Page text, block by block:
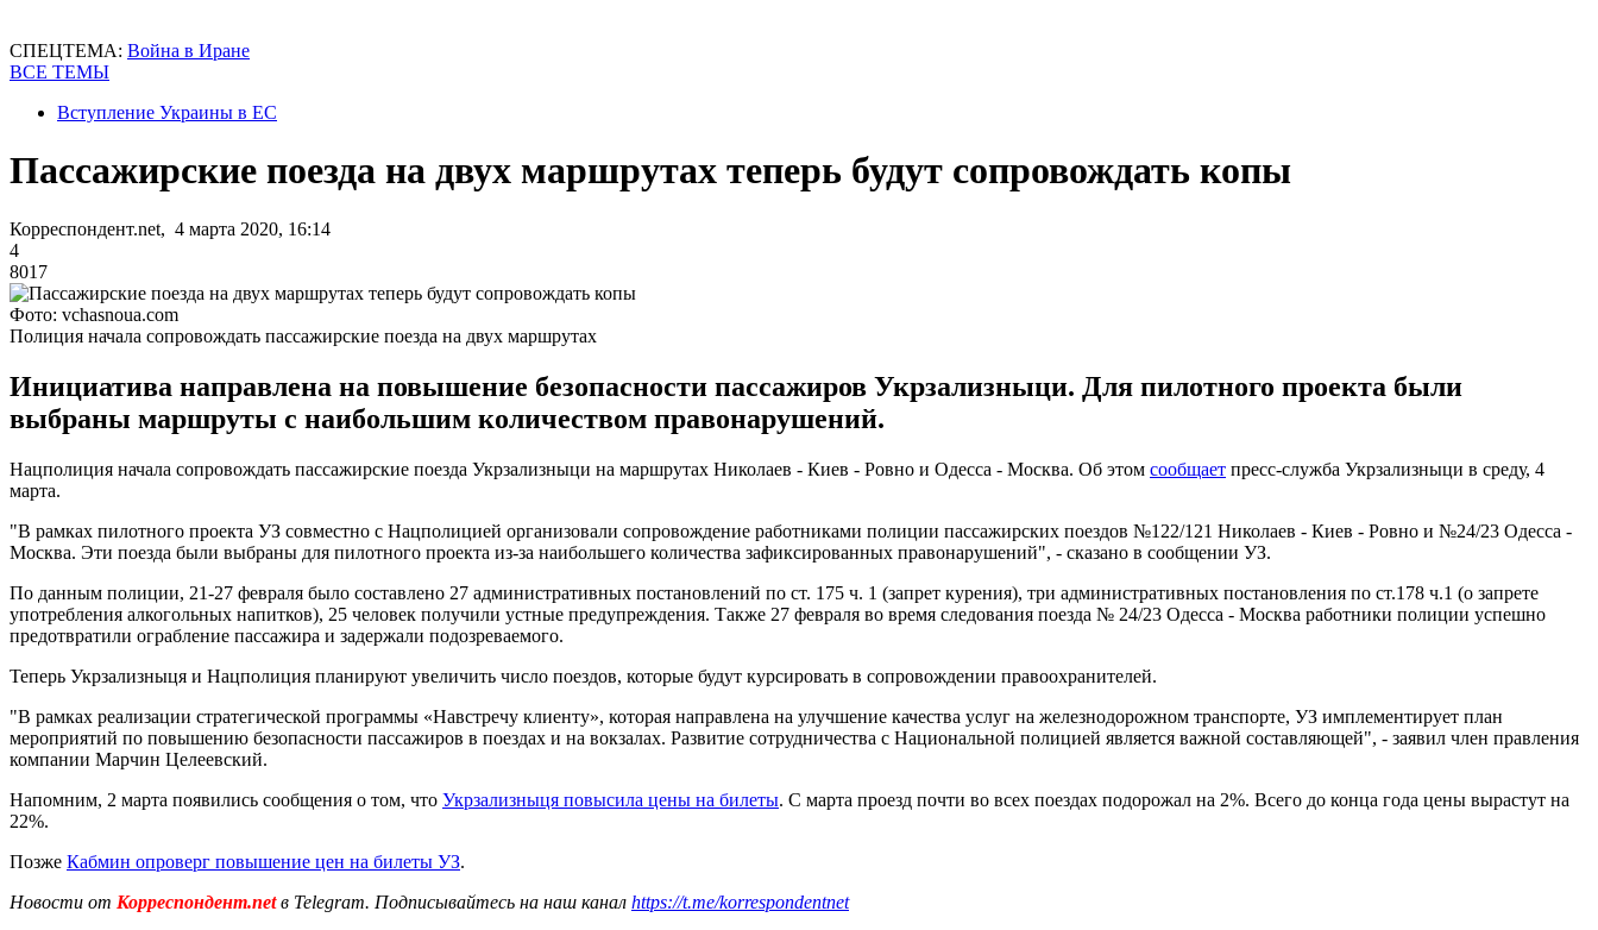
СПЕЦТЕМА: Война в Иране
ВСЕ ТЕМЫ
Вступление Украины в ЕС
Пассажирские поезда на двух маршрутах теперь будут сопровождать копы
Корреспондент.net, 4 марта 2020, 16:14
4
8017
Фото: vchasnoua.com
Полиция начала сопровождать пассажирские поезда на двух маршрутах
Инициатива направлена на повышение безопасности пассажиров Укрзализныци. Для пилотного проекта были
выбраны маршруты с наибольшим количеством правонарушений.
Нацполиция начала сопровождать пассажирские поезда Укрзализныци на маршрутах Николаев - Киев - Ровно и Одесса - Москва. Об этом сообщает пресс-служба Укрзализныци в среду, 4
марта.
"В рамках пилотного проекта УЗ совместно с Нацполицией организовали сопровождение работниками полиции пассажирских поездов №122/121 Николаев - Киев - Ровно и №24/23 Одесса -
Москва. Эти поезда были выбраны для пилотного проекта из-за наибольшего количества зафиксированных правонарушений", - сказано в сообщении УЗ.
По данным полиции, 21-27 февраля было составлено 27 административных постановлений по ст. 175 ч. 1 (запрет курения), три административных постановления по ст.178 ч.1 (о запрете
употребления алкогольных напитков), 25 человек получили устные предупреждения. Также 27 февраля во время следования поезда № 24/23 Одесса - Москва работники полиции успешно
предотвратили ограбление пассажира и задержали подозреваемого.
Теперь Укрзализныця и Нацполиция планируют увеличить число поездов, которые будут курсировать в сопровождении правоохранителей.
"В рамках реализации стратегической программы «Навстречу клиенту», которая направлена на улучшение качества услуг на железнодорожном транспорте, УЗ имплементирует план
мероприятий по повышению безопасности пассажиров в поездах и на вокзалах. Развитие сотрудничества с Национальной полицией является важной составляющей", - заявил член правления
компании Марчин Целеевский.
Напомним, 2 марта появились сообщения о том, что Укрзализныця повысила цены на билеты. С марта проезд почти во всех поездах подорожал на 2%. Всего до конца года цены вырастут на
22%.
Позже Кабмин опроверг повышение цен на билеты УЗ.
Новости от Корреспондент.netв Telegram. Подписывайтесь на наш канал https://t.me/korrespondentnet